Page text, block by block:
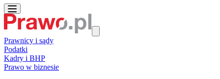
Prawnicy i sądy
Podatki
Kadry i BHP
Prawo w biznesie